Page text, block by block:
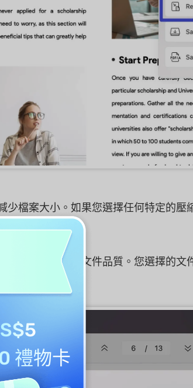
少檔案大小。如果您選擇任何特定的壓
」中選擇輸出文件品質。您選擇的
禮物卡